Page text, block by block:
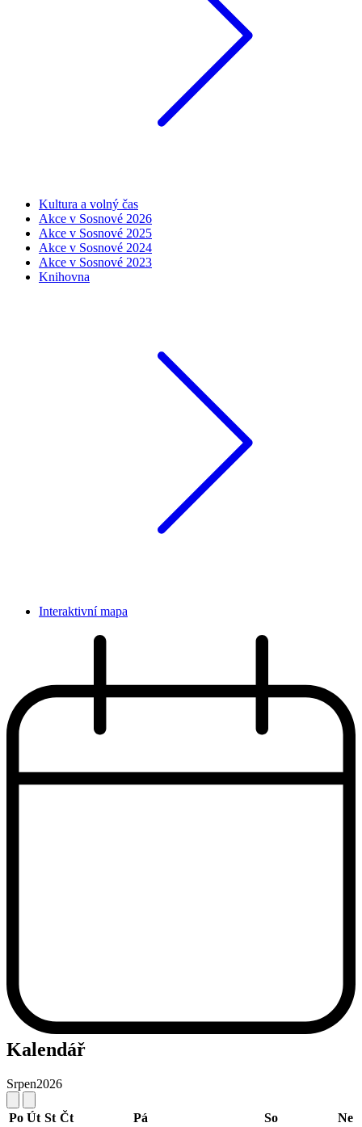
Kultura a volný čas
Akce v Sosnové 2026
Akce v Sosnové 2025
Akce v Sosnové 2024
Akce v Sosnové 2023
Knihovna
Interaktivní mapa
Kalendář
Srpen2026
Po Út St Čt Pá So
Ne